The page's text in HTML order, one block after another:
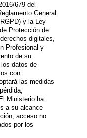
679 del
General
y la Ley
Protección de
digitales,
Profesional y
de su
datos de
con
las medidas
Ministerio ha
a su alcance
acceso no
por los